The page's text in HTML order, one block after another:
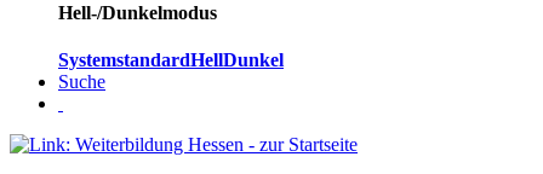
Hell-/Dunkelmodus
SystemstandardHellDunkel
Suche